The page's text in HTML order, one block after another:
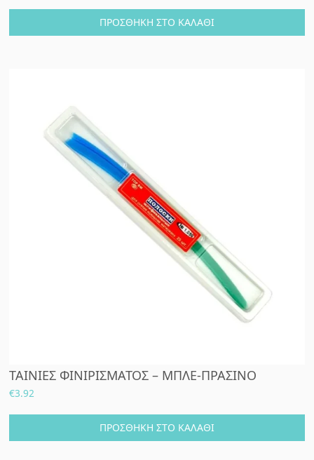
ΠΡΟΣΘΉΚΗ ΣΤΟ ΚΑΛΆΘΙ
ΤΑΙΝΙΕΣ ΦΙΝΙΡΙΣΜΑΤΟΣ – ΜΠΛΕ-ΠΡΑΣΙΝΟ
€3.92
ΠΡΟΣΘΉΚΗ ΣΤΟ ΚΑΛΆΘΙ